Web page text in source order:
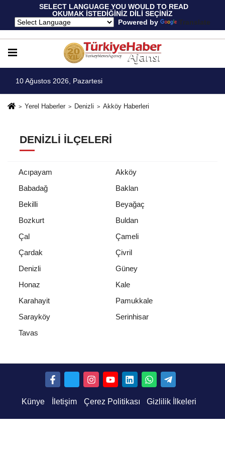
SELECT LANGUAGE YOU WOULD TO READ
OKUMAK İSTEDİĞİNİZ DİLİ SEÇİNİZ
Powered by
Translate
10 Ağustos 2026, Pazartesi
Yerel Haberler Denizli Akköy Haberleri
DENIZLI İLÇELERI
Acıpayam
Akköy
Babadağ
Baklan
Bekilli
Beyağaç
Bozkurt
Buldan
Çal
Çameli
Çardak
Çivril
Denizli
Güney
Honaz
Kale
Karahayit
Pamukkale
Sarayköy
Serinhisar
Tavas
Künye İletişim Çerez Politikası Gizlilik İlkeleri